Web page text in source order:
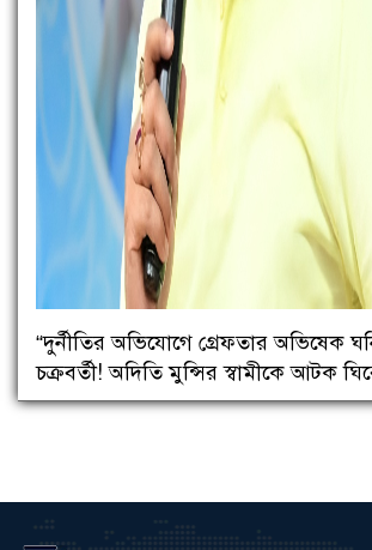
“দুর্নীতির অভিযোগে গ্রেফতার অভিষেক
চক্রবর্তী! অদিতি মুন্সির স্বামীকে আটক